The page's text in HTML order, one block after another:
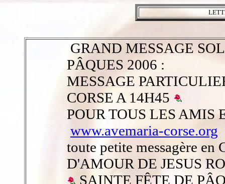
GRAND MESSAGE
PÂQUES 2006 :
MESSAGE
CORSE A 14H45
POUR TOUS LES AMIS
www.avemaria-corse.org
toute petite messagère
D'AMOUR DE JESUS
SAINTE FÊTE DE